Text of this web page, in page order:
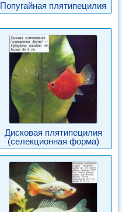
Попугайная плятипецилия
Дисковая плятипецилия
(селекционная форма)